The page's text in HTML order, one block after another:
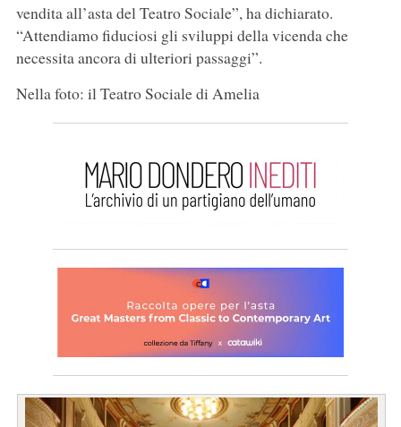
vendita all’asta del Teatro Sociale”, ha dichiarato.
“Attendiamo fiduciosi gli sviluppi della vicenda che
necessita ancora di ulteriori passaggi”.
Nella foto: il Teatro Sociale di Amelia